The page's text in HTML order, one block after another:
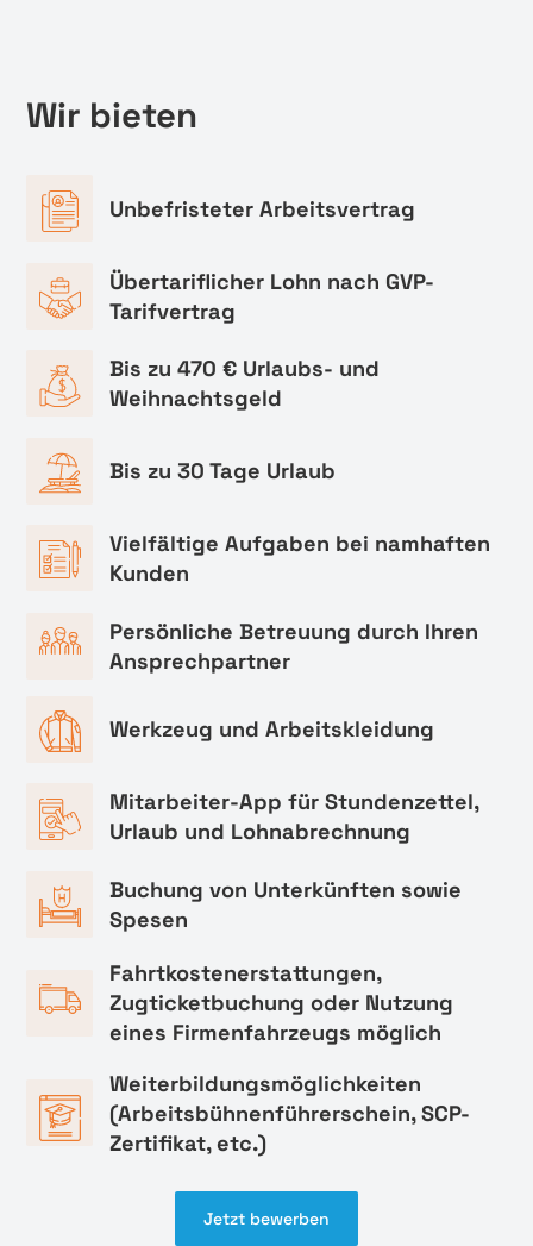
Wir bieten
Unbefristeter Arbeitsvertrag
Übertariflicher Lohn nach GVP-
Tarifvertrag
Bis zu 470 € Urlaubs- und
Weihnachtsgeld
Bis zu 30 Tage Urlaub
Vielfältige Aufgaben bei namhaften
Kunden
Persönliche Betreuung durch Ihren
Ansprechpartner
Werkzeug und Arbeitskleidung
Mitarbeiter-App für Stundenzettel,
Urlaub und Lohnabrechnung
Buchung von Unterkünften sowie
Spesen
Fahrtkostenerstattungen,
Zugticketbuchung oder Nutzung
eines Firmenfahrzeugs möglich
Weiterbildungsmöglichkeiten
(Arbeitsbühnenführerschein, SCP-
Zertifikat, etc.)
Jetzt bewerben